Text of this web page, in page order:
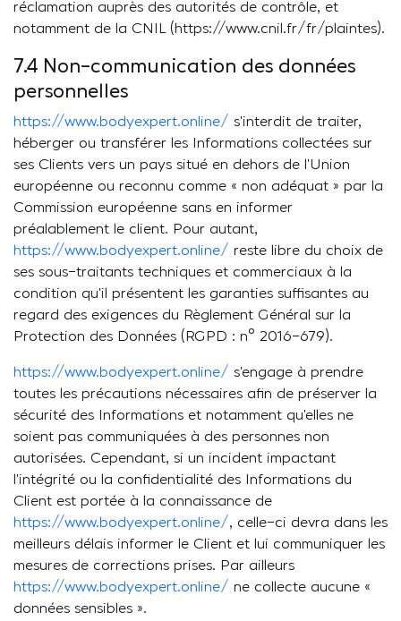
réclamation auprès des autorités de contrôle, et
notamment de la CNIL (https://www.cnil.fr/fr/plaintes).
7.4 Non-communication des données
personnelles
https://www.bodyexpert.online/ s’interdit de traiter,
héberger ou transférer les Informations collectées sur
ses Clients vers un pays situé en dehors de l’Union
européenne ou reconnu comme « non adéquat » par la
Commission européenne sans en informer
préalablement le client. Pour autant,
https://www.bodyexpert.online/ reste libre du choix de
ses sous-traitants techniques et commerciaux à la
condition qu’il présentent les garanties suffisantes au
regard des exigences du Règlement Général sur la
Protection des Données (RGPD : n° 2016-679).
https://www.bodyexpert.online/ s’engage à prendre
toutes les précautions nécessaires afin de préserver la
sécurité des Informations et notamment qu’elles ne
soient pas communiquées à des personnes non
autorisées. Cependant, si un incident impactant
l’intégrité ou la confidentialité des Informations du
Client est portée à la connaissance de
https://www.bodyexpert.online/, celle-ci devra dans les
meilleurs délais informer le Client et lui communiquer les
mesures de corrections prises. Par ailleurs
https://www.bodyexpert.online/ ne collecte aucune «
données sensibles ».